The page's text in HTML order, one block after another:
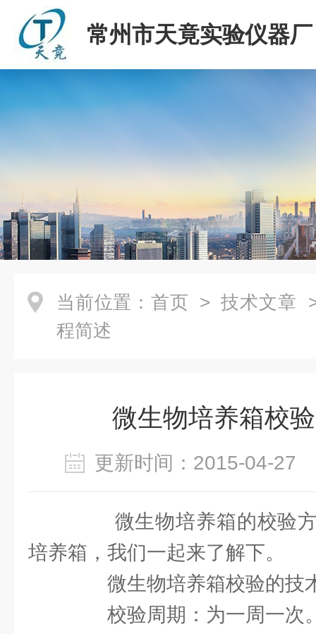
常州市天竟实验仪器厂
当前位置： 首页 > 技术文章
程简述
微生物培养箱校
更新时间：2015-04-
微生物培养箱的校验方
培养箱，我们一起来了解下。
微生物培养箱校验的技
校验周期：为一周一次